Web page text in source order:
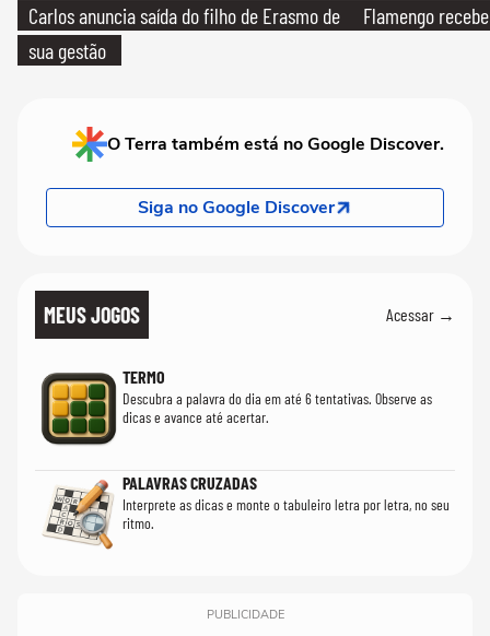
Carlos anuncia saída do filho de Erasmo de
sua gestão
Flamengo
O Terra também está no Google Discover.
Siga no Google Discover
MEUS JOGOS Acessar →
TERMO
Descubra a palavra do dia em até 6 tentativas. Observe as
dicas e avance até acertar.
PALAVRAS CRUZADAS
Interprete as dicas e monte o tabuleiro letra por letra, no seu
ritmo.
PUBLICIDADE